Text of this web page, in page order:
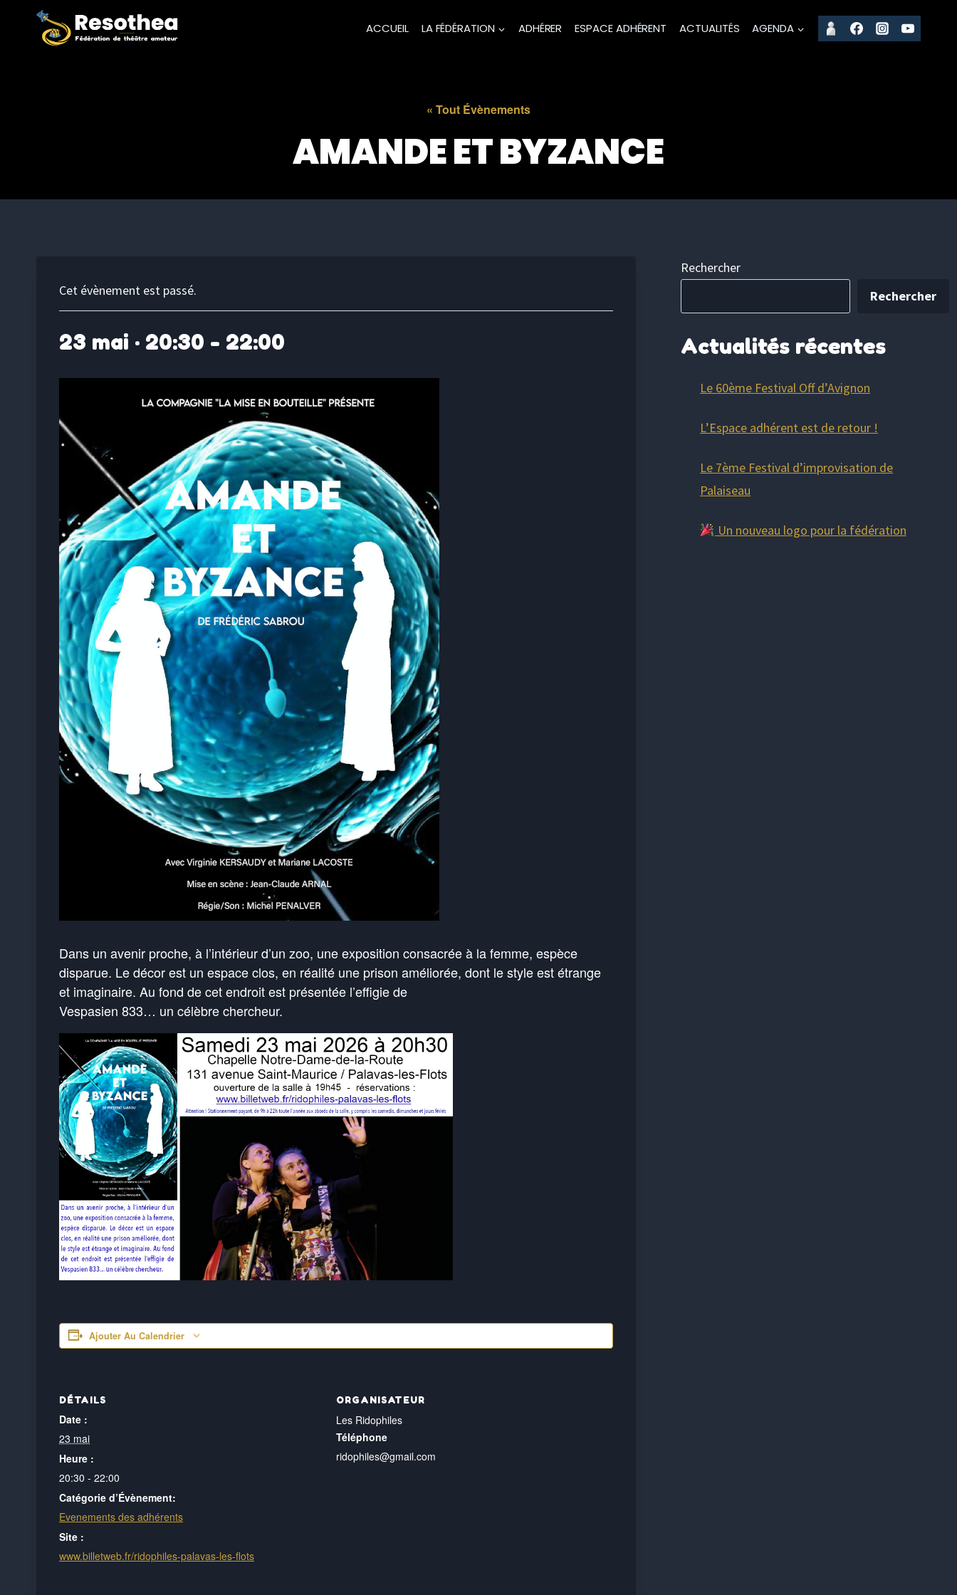
ACCUEIL LA FÉDÉRATION ADHÉRER ESPACE ADHÉRENT ACTUALITÉS AGENDA
« Tout Évènements
AMANDE ET BYZANCE
Cet évènement est passé.
23 mai · 20:30 - 22:00
Dans un avenir proche, à l’intérieur d’un zoo, une exposition consacrée à la femme, espèce
disparue. Le décor est un espace clos, en réalité une prison améliorée, dont le style est étrange
et imaginaire. Au fond de cet endroit est présentée l’effigie de
Vespasien 833… un célèbre chercheur.
Ajouter Au Calendrier
DÉTAILS
Date :
23 mai
Heure :
20:30 - 22:00
Catégorie d’Évènement:
Evenements des adhérents
Site :
www.billetweb.fr/ridophiles-palavas-les-flots
ORGANISATEUR
Les Ridophiles
Téléphone
ridophiles@gmail.com
Rechercher
Rechercher
Actualités récentes
Le 60ème Festival Off d’Avignon
L’Espace adhérent est de retour !
Le 7ème Festival d’improvisation de
Palaiseau
Un nouveau logo pour la fédération